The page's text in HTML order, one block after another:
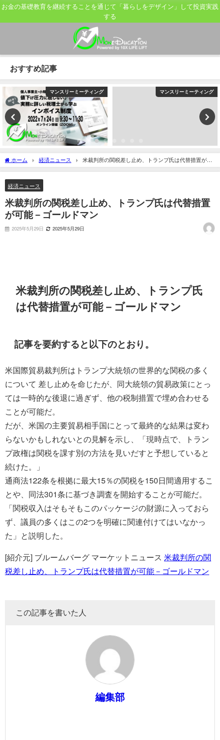
お金の基礎教育を継続することを通じて「暮らしをデザイン」して投資実践
する
おすすめ記事
マンスリーミーティング マンスリーミーティング
ホーム 経済ニュース
米裁判所の関税差し止め、トランプ氏は代替措置が可
能－ゴールドマン
経済ニュース
米裁判所の関税差し止め、トランプ氏は代替措置
が可能－ゴールドマン
2025年5月29日 2025年5月29日
米裁判所の関税差し止め、トランプ氏
は代替措置が可能－ゴールドマン
記事を要約すると以下のとおり。
米国際貿易裁判所はトランプ大統領の世界的な関税の多く
について 差し止めを命じたが、同大統領の貿易政策にとっ
ては一時的な後退に過ぎず、他の税制措置で埋め合わせる
ことが可能だ。
だが、米国の主要貿易相手国にとって最終的な結果は変わ
らないかもしれないとの見解を示し、「現時点で、トラン
プ政権は関税を課す別の方法を見いだすと予想していると
続けた。」
通商法122条を根拠に最大15％の関税を150日間適用するこ
とや、同法301条に基づき調査を開始することが可能だ。
「関税収入はそもそもこのパッケージの財源に入っておら
ず、議員の多くはこの2つを明確に関連付けてはいなかっ
た」と説明した。
[紹介元] ブルームバーグ マーケットニュース 米裁判所の関
税差し止め、トランプ氏は代替措置が可能－ゴールドマン
この記事を書いた人
編集部